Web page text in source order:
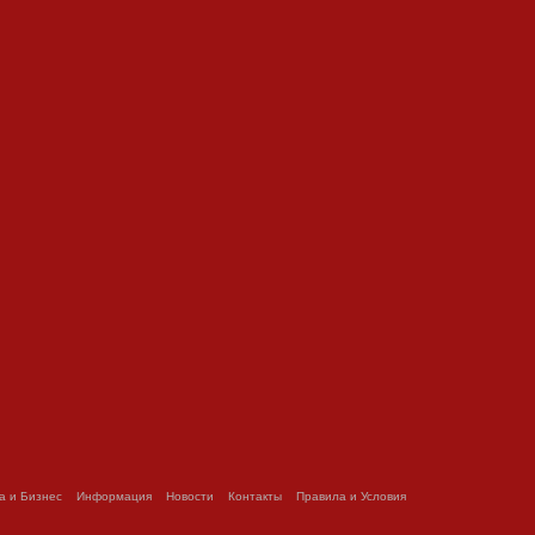
и Бизнес Информация Новости Контакты Правила и Условия